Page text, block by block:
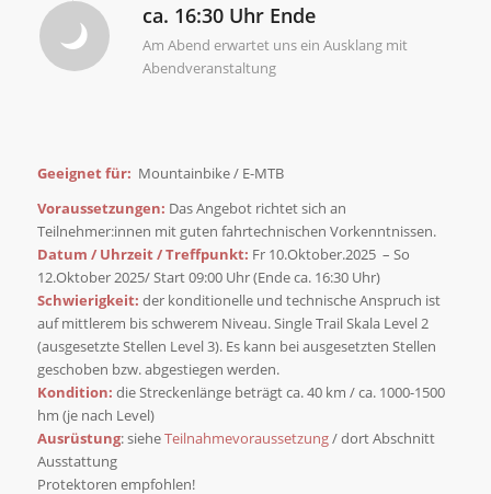
ca. 16:30 Uhr Ende
Am Abend erwartet uns ein Ausklang mit
Abendveranstaltung
Geeignet für: Mountainbike / E-MTB
Voraussetzungen: Das Angebot richtet sich an
Teilnehmer:innen mit guten fahrtechnischen Vorkenntnissen.
Datum / Uhrzeit / Treffpunkt: Fr 10.Oktober.2025 – So
12.Oktober 2025/ Start 09:00 Uhr (Ende ca. 16:30 Uhr)
Schwierigkeit: der konditionelle und technische Anspruch ist
auf mittlerem bis schwerem Niveau. Single Trail Skala Level 2
(ausgesetzte Stellen Level 3). Es kann bei ausgesetzten Stellen
geschoben bzw. abgestiegen werden.
Kondition: die Streckenlänge beträgt ca. 40 km / ca. 1000-1500
hm (je nach Level)
Ausrüstung: sieheTeilnahmevoraussetzung/ dort Abschnitt
Ausstattung
Protektoren empfohlen!